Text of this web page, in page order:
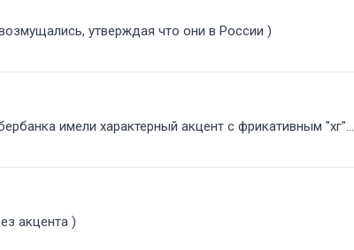
утверждая что они в России )
имели характерный акцент с фрикативным "хг"...
акцента )